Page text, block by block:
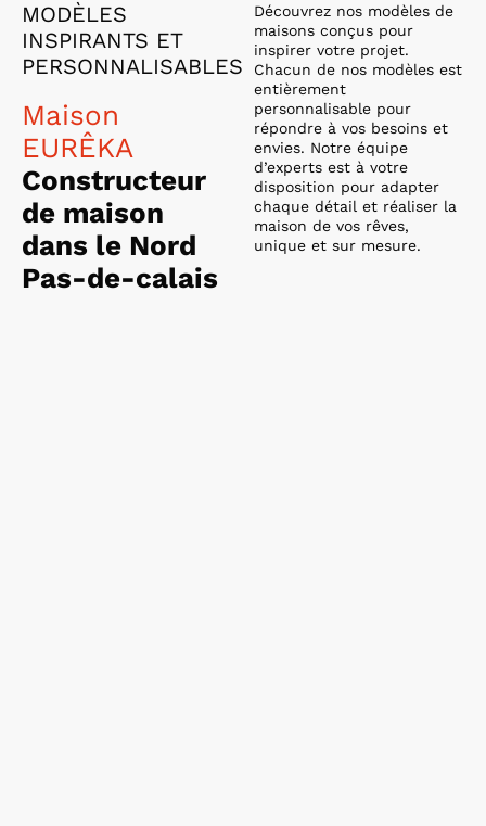
MODÈLES
INSPIRANTS ET
PERSONNALISABLES
Maison
EURÊKA
Constructeur
de maison
dans le Nord
Pas-de-calais
Découvrez nos modèles de
maisons conçus pour
inspirer votre projet.
Chacun de nos modèles est
entièrement
personnalisable pour
répondre à vos besoins et
envies. Notre équipe
d’experts est à votre
disposition pour adapter
chaque détail et réaliser la
maison de vos rêves,
unique et sur mesure.